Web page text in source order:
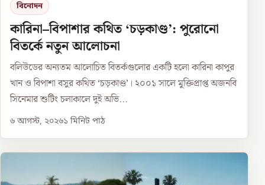
বিনোদন
কারিনা–বিপাশার কথিত ‘চড়কাণ্ড’: পুরোনো
বিতর্কে নতুন আলোচনা
বলিউডের অন্যতম আলোচিত বিতর্কগুলোর একটি হলো কারিনা কাপুর
খান ও বিপাশা বসুর কথিত ‘চড়কাণ্ড’। ২০০১ সালে মুক্তিপ্রাপ্ত অজনবি
সিনেমার শুটিং চলাকালে দুই অভি...
৬ আগস্ট, ২০২৬১ মিনিট পাঠ